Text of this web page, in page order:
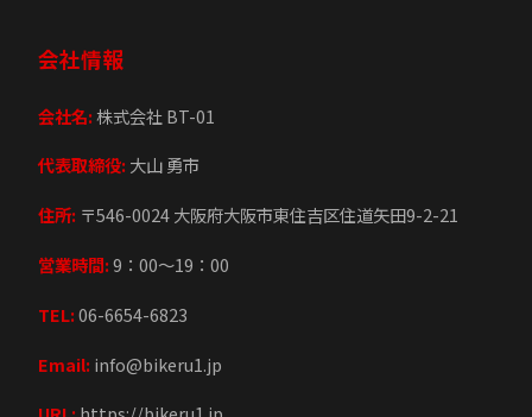
会社情報
会社名:株式会社 BT-01
代表取締役:大山 勇市
住所: 〒546-0024 大阪府大阪市東住吉区住道矢田9-2-21
営業時間:9：00～19：00
TEL:06-6654-6823
Email:info@bikeru1.jp